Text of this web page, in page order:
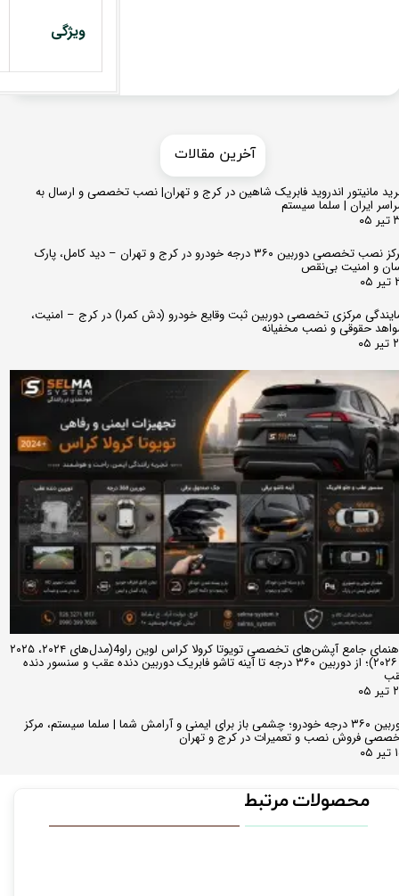
ویژگی
مانیتور اندروید فابریک شاهین در کرج و تهران| نصب تخصصی و ارسال به
ایران | سلما سیستم
مرکز نصب تخصصی دوربین ۳۶۰ درجه خودرو در کرج و تهران – دید کامل، پارک
و امنیت بی‌نقص
مرکزی تخصصی دوربین ثبت وقایع خودرو (دش کمرا) در کرج – امنیت،
حقوقی و نصب مخفیانه
راهنمای جامع آپشن‌های تخصصی تویوتا کرولا کراس لوین راو4(مدل‌های ۲۰۲۴، ۲۰۲۵
و ۲۰۲۶)؛ از دوربین ۳۶۰ درجه تا آینه تاشو فابریک دوربین دنده عقب و سنسور دنده
دوربین ۳۶۰ درجه خودرو؛ چشمی باز برای ایمنی و آرامش شما | سلما سیستم، مرکز
فروش نصب و تعمیرات در کرج و تهران
​​آخرین مقالات
محصولات مرتبط